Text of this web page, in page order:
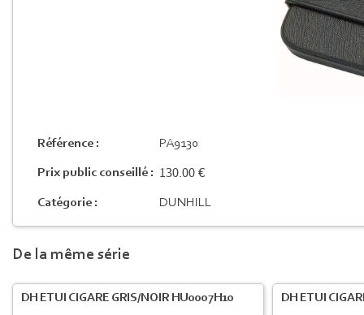
Référence : PA9130
Prix public conseillé : 130.00 €
Catégorie : DUNHILL
De la même série
DH ETUI CIGARE GRIS/NOIR HU0007H10 DH ETUI